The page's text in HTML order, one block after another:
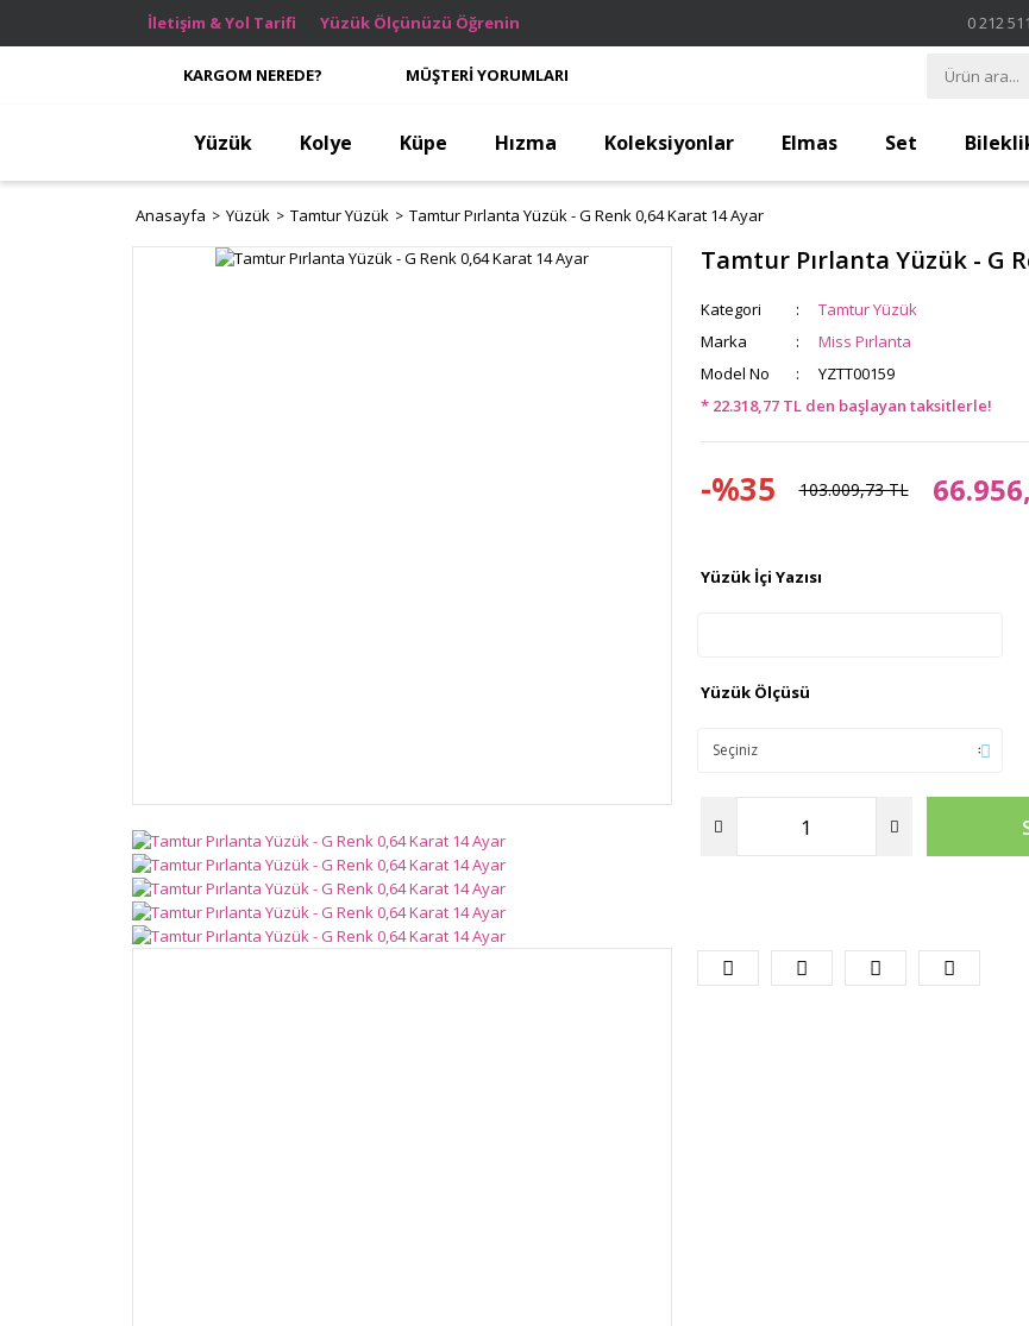
İletişim & Yol Tarifi Yüzük Ölçünüzü Öğrenin 0 212
KARGOM NEREDE? MÜŞTERİ YORUMLARI
Yüzük Kolye Küpe Hızma Koleksiyonlar Elmas Set
Anasayfa Yüzük Tamtur Yüzük Tamtur Pırlanta Yüzük - G Renk 0,64 Karat 14 Ayar
Tamtur Pırlanta Yüzük - G
Kategori
Tamtur Yüzük
Marka
Miss Pırlanta
Model No
YZTT00159
* 22.318,77 TL den başlayan taksitlerle!
-%35 103.009,73 TL
Yüzük İçi Yazısı
Yüzük Ölçüsü